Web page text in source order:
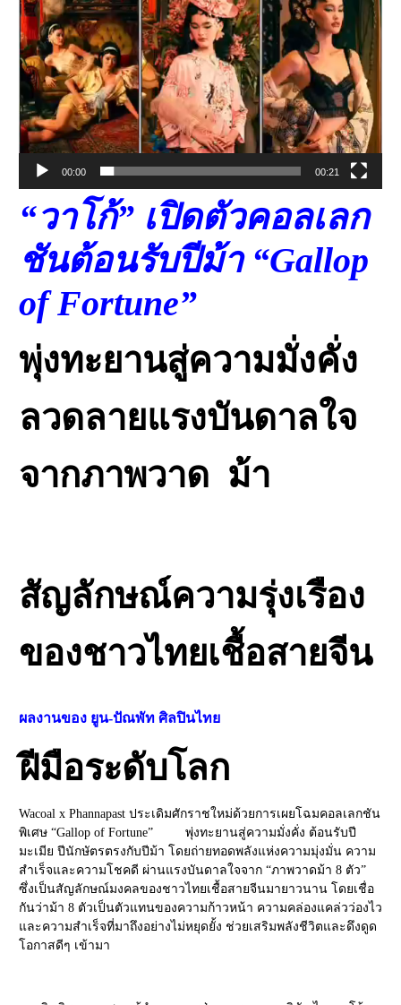
00:00 00:21
“วาโก้” เปิดตัวคอลเลก
ชันต้อนรับปีม้า “Gallop
of Fortune”
พุ่งทะยานสู่ความมั่งคั่ง
ลวดลายแรงบันดาลใจ
จากภาพวาด ม้า
สัญลักษณ์ความรุ่งเรือง
ของชาวไทยเชื้อสายจีน
ผลงานของ ยูน-ปัณพัท ศิลปินไทย
ฝีมือระดับโลก
Wacoal x Phannapast ประเดิมศักราชใหม่ด้วยการเผยโฉมคอลเลกชัน
พิเศษ “Gallop of Fortune” พุ่งทะยานสู่ความมั่งคั่ง ต้อนรับปี
มะเมีย ปีนักษัตรตรงกับปีม้า โดยถ่ายทอดพลังแห่งความมุ่งมั่น ความ
สำเร็จและความโชคดี ผ่านแรงบันดาลใจจาก “ภาพวาดม้า 8 ตัว”
ซึ่งเป็นสัญลักษณ์มงคลของชาวไทยเชื้อสายจีนมายาวนาน โดยเชื่อ
กันว่าม้า 8 ตัวเป็นตัวแทนของความก้าวหน้า ความคล่องแคล่วว่องไว
และความสำเร็จที่มาถึงอย่างไม่หยุดยั้ง ช่วยเสริมพลังชีวิตและดึงดูด
โอกาสดีๆ เข้ามา